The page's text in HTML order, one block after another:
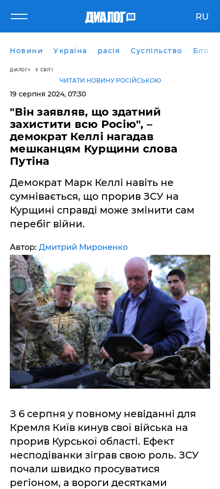
RU
Новини Україна расія Суспільство Блоги
ДІАЛОГ У СВІТІ
ЧИТАТИ НОВИНУ РОСІЙСЬКОЮ
19 серпня 2024, 07:30
"Він заявляв, що здатний
захистити всю Росію", –
демократ Келлі нагадав
мешканцям Курщини слова
Путіна
Демократ Марк Келлі навіть не
сумнівається, що прорив ЗСУ на
Курщині справді може змінити сам
перебіг війни.
Автор: Дмитрий Мироненко
З 6 серпня у повному невіданні для
Кремля Київ кинув свої війська на
прорив Курської області. Ефект
несподіванки зіграв свою роль. ЗСУ
почали швидко просуватися
регіоном, а вороги десятками